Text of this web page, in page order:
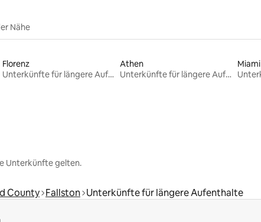
Nähe
Florenz
Unterkünfte für längere Aufenthalte
Athen
Unterkünfte für längere Aufenthalte
Miami
Unterkünfte gelten.
County Fallston Unterkünfte für längere Aufenthalte